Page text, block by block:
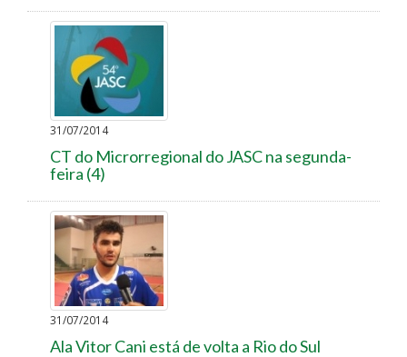
31/07/2014
CT do Microrregional do JASC na segunda-
feira (4)
31/07/2014
Ala Vitor Cani está de volta a Rio do Sul